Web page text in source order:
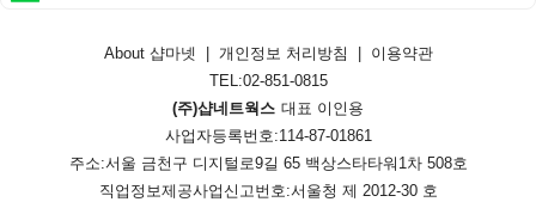
About 샵마넷 개인정보 처리방침
이용약관
TEL:02-851-0815
(주)샵네트웍스 대표 이인용
사업자등록번호:114-87-01861
주소:서울 금천구 디지털로9길 65 백상스타타워1차 508호
직업정보제공사업신고번호:서울청 제 2012-30 호